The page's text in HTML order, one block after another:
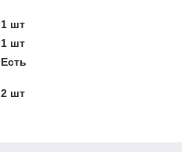
1 шт
1 шт
Есть
2 шт